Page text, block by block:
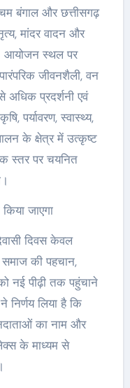
बंगाल और छत्तीसगढ़
मांदर वादन और
आयोजन स्थल पर
जीवनशैली, वन
अधिक प्रदर्शनी एवं
पर्यावरण, स्वास्थ्य,
के क्षेत्र में उत्कृष्ट
स्तर पर चयनित
जाएगा
दिवस केवल
की पहचान,
नई पीढ़ी तक पहुंचाने
लिया है कि
का नाम और
के माध्यम से